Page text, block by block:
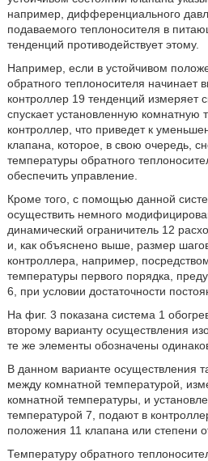
например, дифференциального
подаваемого теплоносителя в
тенденций противодействует этому.
Например, если в устойчивом
обратного теплоносителя начинает
контроллер 19 тенденций измеряет
спускает установленную комнатную
контроллер, что приведет к
клапана, которое, в свою очередь,
температуры обратного
обеспечить управление.
Кроме того, с помощью данной
осуществить немного
динамический ограничитель 12
и, как объяснено выше, размер
контроллера, например,
температуры первого порядка,
6, при условии достаточности
На фиг. 3 показана система 1
второму варианту осуществления
те же элементы обозначены
В данном варианте осуществления
между комнатной температурой,
комнатной температуры, и
температурой 7, подают в
положения 11 клапана или степени
Температуру обратного